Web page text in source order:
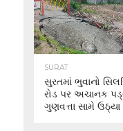
SURAT
સુરતમાં ભુવાનો
રોડ પર અચાનક
ગુણવત્તા સામે ઉઠ્યા